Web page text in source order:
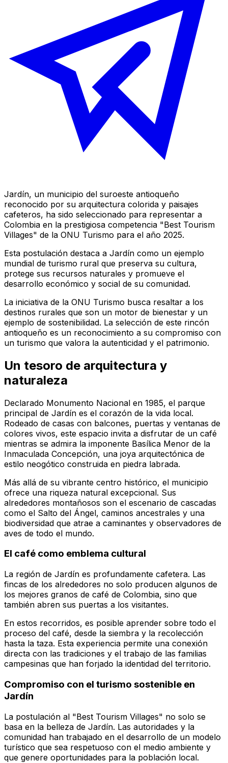
Jardín, un municipio del suroeste antioqueño
reconocido por su arquitectura colorida y paisajes
cafeteros, ha sido seleccionado para representar a
Colombia en la prestigiosa competencia "Best Tourism
Villages" de la ONU Turismo para el año 2025.
Esta postulación destaca a Jardín como un ejemplo
mundial de turismo rural que preserva su cultura,
protege sus recursos naturales y promueve el
desarrollo económico y social de su comunidad.
La iniciativa de la ONU Turismo busca resaltar a los
destinos rurales que son un motor de bienestar y un
ejemplo de sostenibilidad. La selección de este rincón
antioqueño es un reconocimiento a su compromiso con
un turismo que valora la autenticidad y el patrimonio.
Un tesoro de arquitectura y
naturaleza
Declarado Monumento Nacional en 1985, el parque
principal de Jardín es el corazón de la vida local.
Rodeado de casas con balcones, puertas y ventanas de
colores vivos, este espacio invita a disfrutar de un café
mientras se admira la imponente Basílica Menor de la
Inmaculada Concepción, una joya arquitectónica de
estilo neogótico construida en piedra labrada.
Más allá de su vibrante centro histórico, el municipio
ofrece una riqueza natural excepcional. Sus
alrededores montañosos son el escenario de cascadas
como el Salto del Ángel, caminos ancestrales y una
biodiversidad que atrae a caminantes y observadores de
aves de todo el mundo.
El café como emblema cultural
La región de Jardín es profundamente cafetera. Las
fincas de los alrededores no solo producen algunos de
los mejores granos de café de Colombia, sino que
también abren sus puertas a los visitantes.
En estos recorridos, es posible aprender sobre todo el
proceso del café, desde la siembra y la recolección
hasta la taza. Esta experiencia permite una conexión
directa con las tradiciones y el trabajo de las familias
campesinas que han forjado la identidad del territorio.
Compromiso con el turismo sostenible en
Jardín
La postulación al "Best Tourism Villages" no solo se
basa en la belleza de Jardín. Las autoridades y la
comunidad han trabajado en el desarrollo de un modelo
turístico que sea respetuoso con el medio ambiente y
que genere oportunidades para la población local.